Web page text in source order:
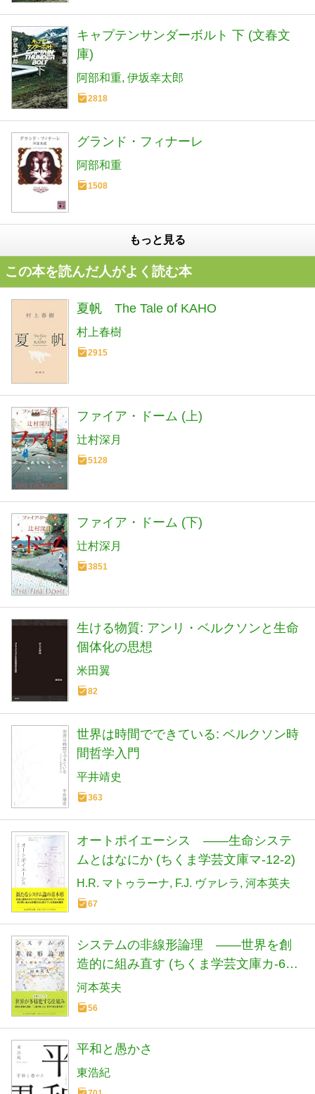
キャプテンサンダーボルト 下 (文春文
庫)
阿部和重 伊坂幸太郎
2818
グランド・フィナーレ
阿部和重
1508
もっと見る
この本を読んだ人がよく読む本
夏帆 The Tale of KAHO
村上春樹
2915
ファイア・ドーム (上)
辻村深月
5128
ファイア・ドーム (下)
辻村深月
3851
生ける物質: アンリ・ベルクソンと生命
個体化の思想
米田翼
82
世界は時間でできている: ベルクソン時
間哲学入門
平井靖史
363
オートポイエーシス ――生命システ
ムとはなにか (ちくま学芸文庫マ-12-2)
H.R. マトゥラーナ F.J. ヴァレラ 河本英夫
67
システムの非線形論理 ――世界を創
造的に組み直す (ちくま学芸文庫カ-64-
1)
河本英夫
56
平和と愚かさ
東浩紀